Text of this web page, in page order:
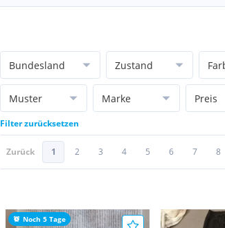
Bundesland Zustand
Muster Marke Preis
Filter zurücksetzen
Zurück 1 2 3 4 5 6 7 8
Noch 5 Tage